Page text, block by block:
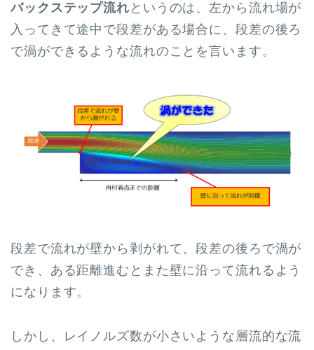
バックステップ流れ というのは、左から流れ場が
入ってきて途中で段差がある場合に、段差の後ろ
で渦ができるような流れのことを言います。
段差で流れが壁から剥がれて、段差の後ろで渦が
でき、ある距離進むとまた壁に沿って流れるよう
になります。
しかし、レイノルズ数が小さいような層流的な流